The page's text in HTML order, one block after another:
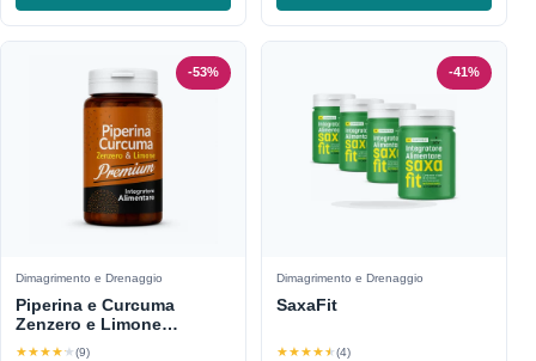
-53%
Dimagrimento e Drenaggio
Piperina e Curcuma
Zenzero e Limone
Premium
★★★★★(9)
-41%
Dimagrimento e Drenaggio
SaxaFit
★★★★★(4)